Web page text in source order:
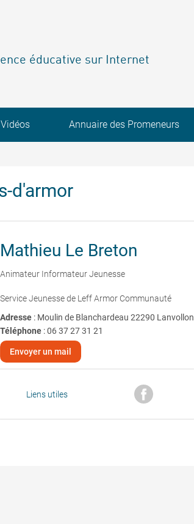
éducative sur Internet
Vidéos Annuaire des Promeneurs
d'armor
Mathieu Le Breton
Animateur Informateur Jeunesse
Service Jeunesse de Leff Armor Communauté
Adresse : Moulin de Blanchardeau 22290 Lanvollon
Téléphone:06 37 27 31 21
Envoyer un mail
Liens utiles